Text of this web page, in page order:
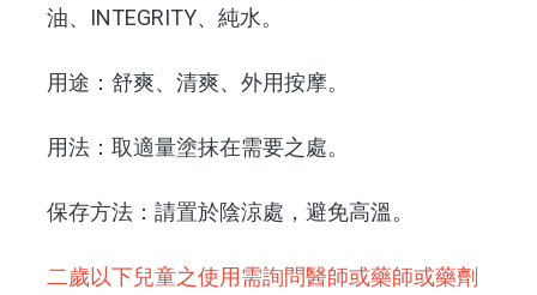
油、INTEGRITY、純水。
用途：舒爽、清爽、外用按摩。
用法：取適量塗抹在需要之處。
保存方法：請置於陰涼處，避免高溫。
二歲以下兒童之使用需詢問醫師或藥師或藥劑